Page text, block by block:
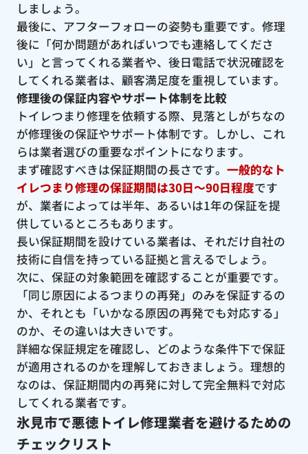
しましょう。
最後に、アフターフォローの姿勢も重要です。修理
後に「何か問題があればいつでも連絡してくださ
い」と言ってくれる業者や、後日電話で状況確認を
してくれる業者は、顧客満足度を重視しています。
修理後の保証内容やサポート体制を比較
トイレつまり修理を依頼する際、見落としがちなの
が修理後の保証やサポート体制です。しかし、これ
らは業者選びの重要なポイントになります。
まず確認すべきは保証期間の長さです。 一般的なト
イレつまり修理の保証期間は30日〜90日程度です
が、業者によっては半年、あるいは1年の保証を提
供しているところもあります。
長い保証期間を設けている業者は、それだけ自社の
技術に自信を持っている証拠と言えるでしょう。
次に、保証の対象範囲を確認することが重要です。
「同じ原因によるつまりの再発」のみを保証するの
か、それとも「いかなる原因の再発でも対応する」
のか、その違いは大きいです。
詳細な保証規定を確認し、どのような条件下で保証
が適用されるのかを理解しておきましょう。理想的
なのは、保証期間内の再発に対して完全無料で対応
してくれる業者です。
氷見市で悪徳トイレ修理業者を避けるための
チェックリスト